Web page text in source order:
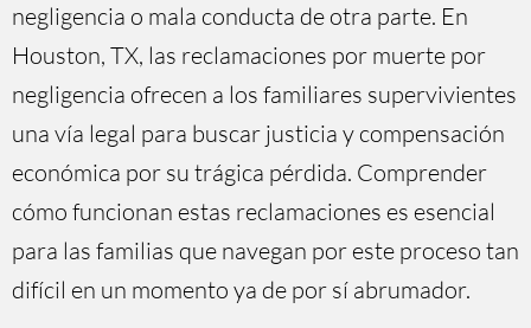
negligencia o mala conducta de otra parte. En
Houston, TX, las reclamaciones por muerte por
negligencia ofrecen a los familiares supervivientes
una vía legal para buscar justicia y compensación
económica por su trágica pérdida. Comprender
cómo funcionan estas reclamaciones es esencial
para las familias que navegan por este proceso tan
difícil en un momento ya de por sí abrumador.